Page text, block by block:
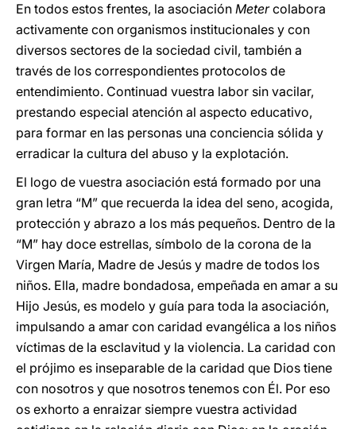
En todos estos frentes, la asociación Metercolabora
activamente con organismos institucionales y con
diversos sectores de la sociedad civil, también a
través de los correspondientes protocolos de
entendimiento. Continuad vuestra labor sin vacilar,
prestando especial atención al aspecto educativo,
para formar en las personas una conciencia sólida y
erradicar la cultura del abuso y la explotación.
El logo de vuestra asociación está formado por una
gran letra “M” que recuerda la idea del seno, acogida,
protección y abrazo a los más pequeños. Dentro de la
“M” hay doce estrellas, símbolo de la corona de la
Virgen María, Madre de Jesús y madre de todos los
niños. Ella, madre bondadosa, empeñada en amar a su
Hijo Jesús, es modelo y guía para toda la asociación,
impulsando a amar con caridad evangélica a los niños
víctimas de la esclavitud y la violencia. La caridad con
el prójimo es inseparable de la caridad que Dios tiene
con nosotros y que nosotros tenemos con Él. Por eso
os exhorto a enraizar siempre vuestra actividad